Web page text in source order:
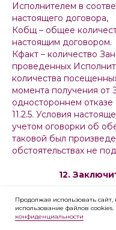
Продолжая использовать сайт,
использование файлов
конфиденциальности
Исполнителем в
настоящего договора,
Кобщ – общее
настоящим договором.
Кфакт – количество
проведенных
количества
момента получения от
одностороннем
11.2.5. Условия
учетом оговорки об
таковой был
обстоятельствах не
12.
12.1. Настоящий
зачисления денежных
момента исполнения